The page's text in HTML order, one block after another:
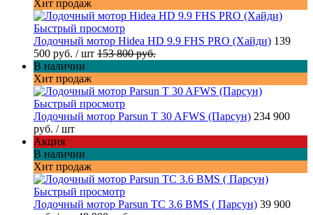
Хит продаж
Быстрый просмотр
Лодочный мотор Hidea HD 9.9 FHS PRO (Хайди) 139
500 руб. / шт 153 800 руб.
В наличии
Хит продаж
Быстрый просмотр
Лодочный мотор Parsun T 30 AFWS (Парсун) 234 900
руб. / шт
Акция
В наличии
Хит продаж
Быстрый просмотр
Лодочный мотор Parsun TC 3.6 BMS ( Парсун) 39 900